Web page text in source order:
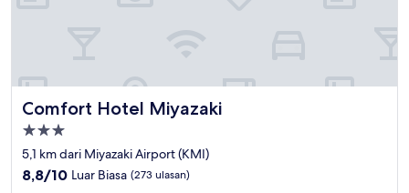
Comfort Hotel Miyazaki
Comfort Hotel Miyazaki
Properti
bintang
3.0
5,1 km dari Miyazaki Airport (KMI)
8.8
8,8/10 Luar Biasa (273 ulasan)